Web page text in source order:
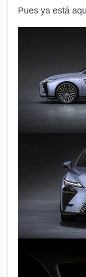
Pues ya está